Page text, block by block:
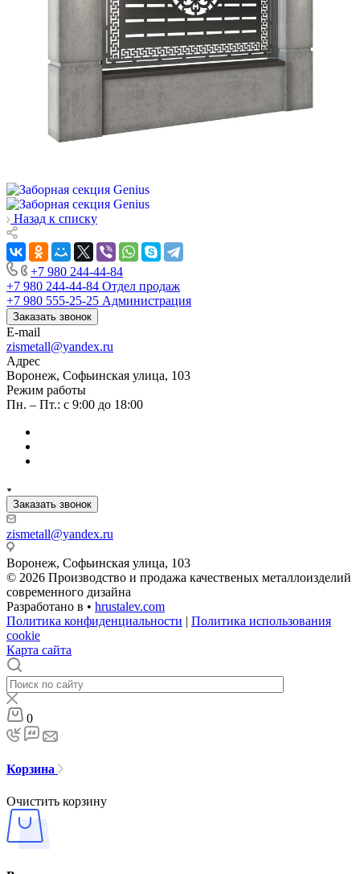
Назад к списку
+7 980 244-44-84
+7 980 244-44-84 Отдел продаж
+7 980 555-25-25 Администрация
Заказать звонок
E-mail
zismetall@yandex.ru
Адрес
Воронеж, Софьинская улица, 103
Режим работы
Пн. – Пт.: с 9:00 до 18:00
Заказать звонок
zismetall@yandex.ru
Воронеж, Софьинская улица, 103
© 2026 Производство и продажа качественых металлоизделий
современного дизайна
Разработано в • hrustalev.com
Политика конфиденциальности | Политика использования
cookie
Карта сайта
0
Корзина
Очистить корзину